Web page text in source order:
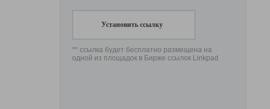
Установить ссылку
** ссылка будет бесплатно размещена на
одной из площадок в Бирже ссылок Linkpad